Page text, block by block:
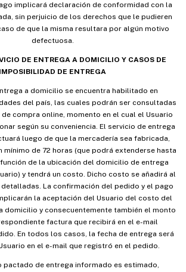
implicará declaración de conformidad con la
sin perjuicio de los derechos que le pudieren
de que la misma resultara por algún motivo
defectuosa.
DE ENTREGA A DOMICILIO Y CASOS DE
IMPOSIBILIDAD DE ENTREGA
a domicilio se encuentra habilitado en
del país, las cuales podrán ser consultadas
compra online, momento en el cual el Usuario
según su conveniencia. El servicio de entrega
luego de que la mercadería sea fabricada,
mínimo de 72 horas (que podrá extenderse hasta
de la ubicación del domicilio de entrega
y tendrá un costo. Dicho costo se añadirá al
La confirmación del pedido y el pago
la aceptación del Usuario del costo del
domicilio y consecuentemente también el monto
factura que recibirá en el e-mail
En todos los casos, la fecha de entrega será
en el e-mail que registró en el pedido.
pactado de entrega informado es estimado,